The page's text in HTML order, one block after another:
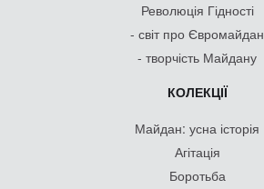
Революція Гідності
- світ про Євромайдан
- творчість Майдану
КОЛЕКЦІЇ
Майдан: усна історія
Агітація
Боротьба